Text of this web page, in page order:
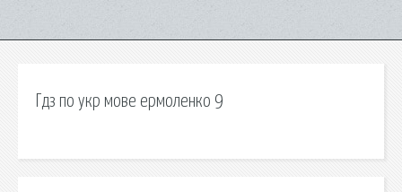
Гдз по укр мове ермоленко 9